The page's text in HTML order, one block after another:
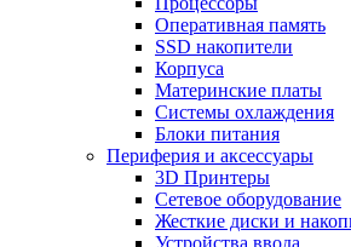
Оперативная память
SSD накопители
Корпуса
Материнские платы
Системы охлаждения
Блоки питания
Периферия и аксессуары
3D Принтеры
Сетевое оборудование
Жесткие диски и
Устройства ввода